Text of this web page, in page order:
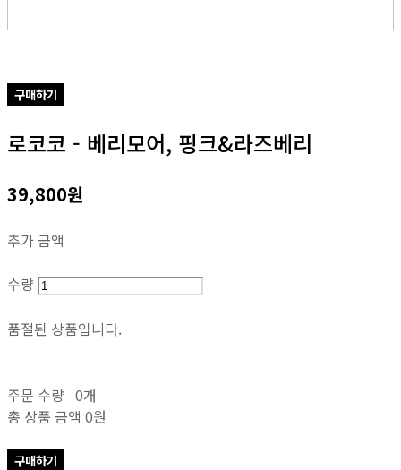
구매하기
로코코 - 베리모어, 핑크&라즈베리
39,800원
추가 금액
수량
품절된 상품입니다.
주문 수량 0개
총 상품 금액 0원
구매하기